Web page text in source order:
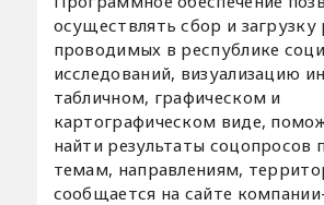
осуществлять сбор и загрузку
проводимых в республике
исследований, визуализацию
табличном, графическом и
картографическом виде,
найти результаты соцопросов
темам, направлениям,
сообщается на сайте